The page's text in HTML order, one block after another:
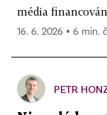
média
16. 6. 2026 ▪ 6 min.
PETR